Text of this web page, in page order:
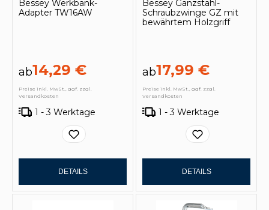
Bessey Werkbank-
Adapter TW16AW
ab14,29 €
Preise inkl. MwSt., ggf. zzgl.
Versandkosten
1 - 3 Werktage
DETAILS
Bessey Ganzstahl-
Schraubzwinge GZ mit
bewährtem Holzgriff
ab17,99 €
Preise inkl. MwSt., ggf. zzgl.
Versandkosten
1 - 3 Werktage
DETAILS